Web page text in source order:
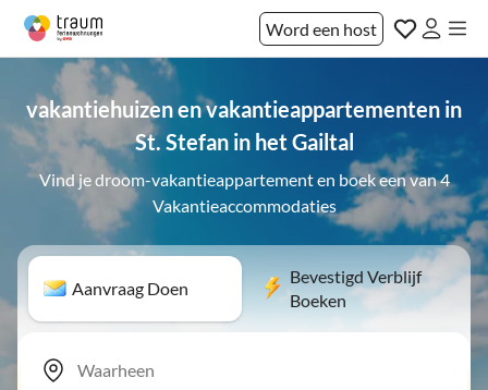
Word een host
vakantiehuizen en vakantieappartementen in
St. Stefan in het Gailtal
Vind je droom-vakantieappartement en boek een van 4
Vakantieaccommodaties
Aanvraag Doen
Bevestigd Verblijf
Boeken